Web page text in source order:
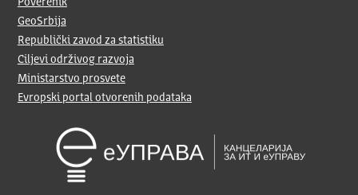
GeoSrbija
Republički zavod za statistiku
Ciljevi održivog razvoja
Ministarstvo prosvete
Evropski portal otvorenih podataka